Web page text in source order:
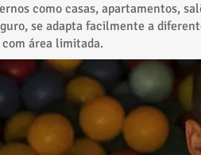
como casas, apartamentos,
se adapta facilmente a
área limitada.